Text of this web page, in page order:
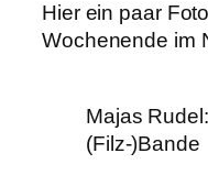
Hier ein paar
Wochenende im
Majas
(Filz-)Bande